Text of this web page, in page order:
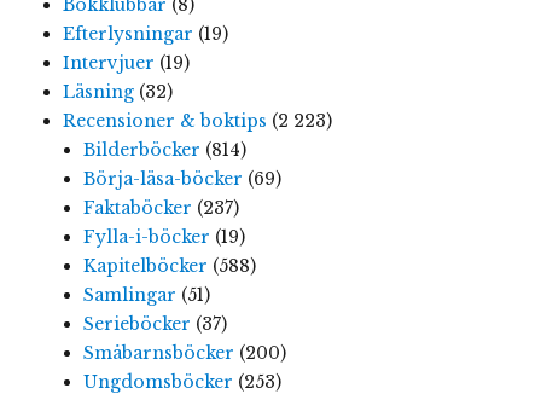
Bokklubbar (8)
Efterlysningar (19)
Intervjuer (19)
Läsning(32)
Recensioner & boktips (2 223)
Bilderböcker (814)
Börja-läsa-böcker (69)
Faktaböcker (237)
Fylla-i-böcker (19)
Kapitelböcker (588)
Samlingar (51)
Serieböcker (37)
Småbarnsböcker (200)
Ungdomsböcker (253)